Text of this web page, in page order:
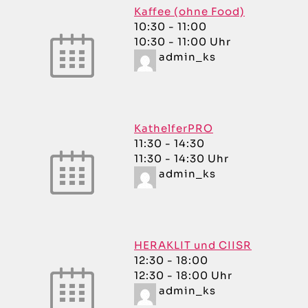
Kaffee (ohne Food)
10:30 - 11:00
10:30 - 11:00 Uhr
admin_ks
KathelferPRO
11:30 - 14:30
11:30 - 14:30 Uhr
admin_ks
HERAKLIT und CIISR
12:30 - 18:00
12:30 - 18:00 Uhr
admin_ks